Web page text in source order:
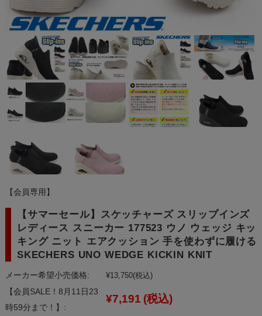
【会員専用】
【サマーセール】スケッチャーズ スリップインズ
レディース スニーカー 177523 ウノ ウェッジ キッ
キング ニット エアクッション 手を使わずに履ける
SKECHERS UNO WEDGE KICKIN KNIT
メーカー希望小売価格: ¥13,750(税込)
【会員SALE！8月11日23
時59分まで！】:
¥7,191 (税込)